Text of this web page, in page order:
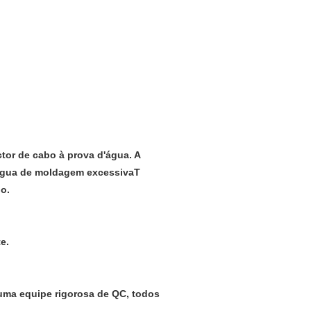
de cabo à prova d'água. A
de moldagem excessivaT
equipe rigorosa de QC, todos